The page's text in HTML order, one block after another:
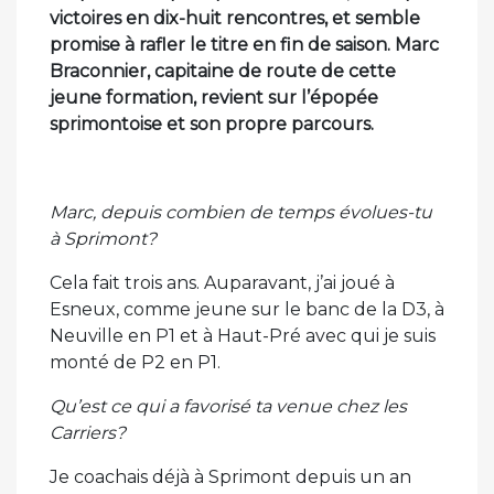
victoires en dix-huit rencontres, et semble
promise à rafler le titre en fin de saison. Marc
Braconnier, capitaine de route de cette
jeune formation, revient sur l’épopée
sprimontoise et son propre parcours.
Marc, depuis combien de temps évolues-tu
à Sprimont?
Cela fait trois ans. Auparavant, j’ai joué à
Esneux, comme jeune sur le banc de la D3, à
Neuville en P1 et à Haut-Pré avec qui je suis
monté de P2 en P1.
Qu’est ce qui a favorisé ta venue chez les
Carriers?
Je coachais déjà à Sprimont depuis un an